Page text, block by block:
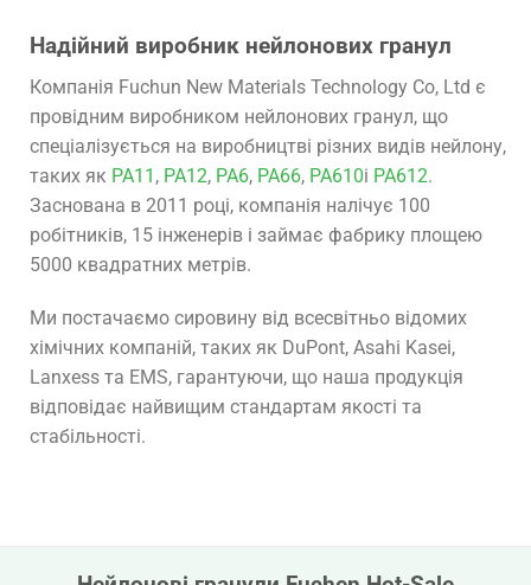
Надійний виробник нейлонових гранул
Компанія Fuchun New Materials Technology Co, Ltd є
провідним виробником нейлонових гранул, що
спеціалізується на виробництві різних видів нейлону,
таких як PA11 , PA12, PA6, PA66, PA610і PA612.
Заснована в 2011 році, компанія налічує 100
робітників, 15 інженерів і займає фабрику площею
5000 квадратних метрів.
Ми постачаємо сировину від всесвітньо відомих
хімічних компаній, таких як DuPont, Asahi Kasei,
Lanxess та EMS, гарантуючи, що наша продукція
відповідає найвищим стандартам якості та
стабільності.